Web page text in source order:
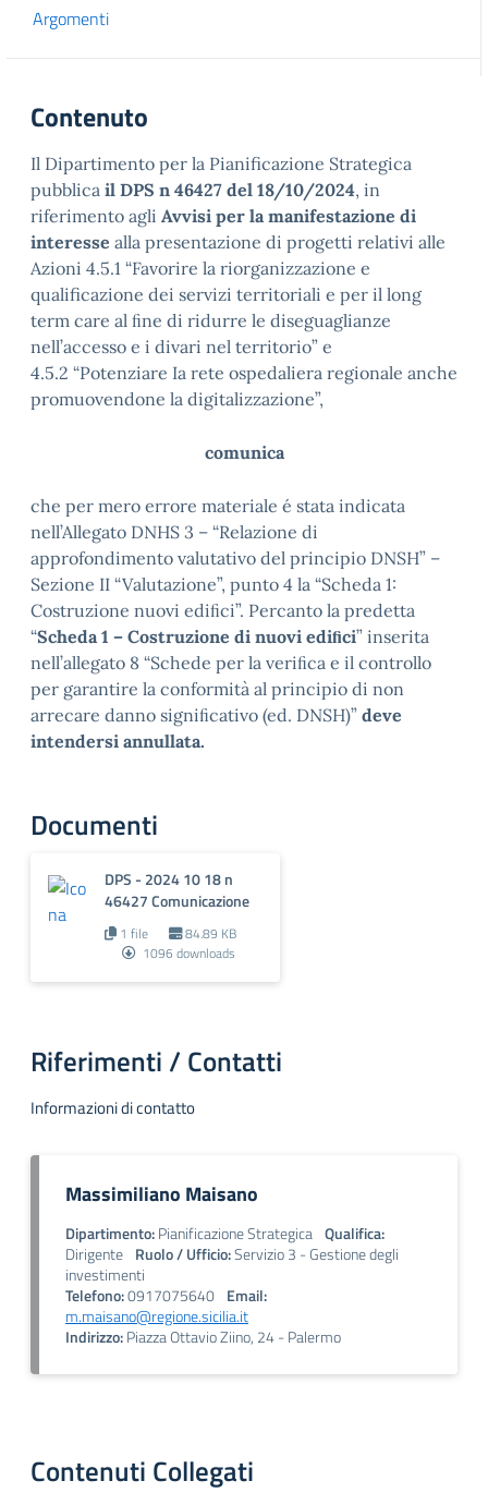
Argomenti
Contenuto
Il Dipartimento per la Pianificazione Strategica
pubblica il DPS n 46427 del 18/10/2024, in
riferimento agli Avvisi per la manifestazione di
interesse alla presentazione di progetti relativi alle
Azioni 4.5.1 “Favorire la riorganizzazione e
qualificazione dei servizi territoriali e per il long
term care al ﬁne di ridurre le diseguaglianze
nell’accesso e i divari nel territorio” e
4.5.2 “Potenziare Ia rete ospedaliera regionale anche
promuovendone la digitalizzazione”,
comunica
che per mero errore materiale é stata indicata
nell’Allegato DNHS 3 – “Relazione di
approfondimento valutativo del principio DNSH” –
Sezione II “Valutazione”, punto 4 la “Scheda 1:
Costruzione nuovi ediﬁci”. Percanto la predetta
“Scheda 1 – Costruzione di nuovi ediﬁci” inserita
nell’allegato 8 “Schede per la veriﬁca e il controllo
per garantire la conformità al principio di non
arrecare danno signiﬁcativo (ed. DNSH)” deve
intendersi annullata.
Documenti
DPS - 2024 10 18 n
46427 Comunicazione
1 file
84.89 KB
1096 downloads
Riferimenti / Contatti
Informazioni di contatto
Massimiliano Maisano
Dipartimento:Pianificazione Strategica Qualifica:
Dirigente Ruolo / Ufficio:Servizio 3 - Gestione degli
investimenti
Telefono:0917075640 Email:
m.maisano@regione.sicilia.it
Indirizzo:Piazza Ottavio Ziino, 24 - Palermo
Contenuti Collegati